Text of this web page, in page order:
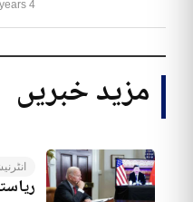
4 years پہلے
مزید خبریں